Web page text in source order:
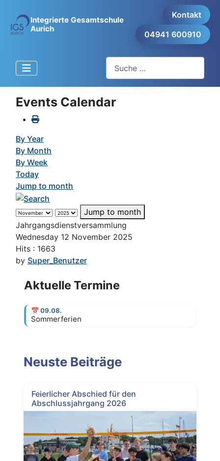
Integrierte Gesamtschule
Aurich
Kontakt
04941 600910
Events Calendar
By Year
By Month
By Week
Today
Jump to month
Jump to month
Jahrgangsdienstversammlung
Wednesday 12 November 2025
Hits : 1663
by Super_Benutzer
Aktuelle Termine
📅 09.08.
Sommerferien
Neuste Beiträge
Feierlicher Abschied für den
Abschlussjahrgang 2026